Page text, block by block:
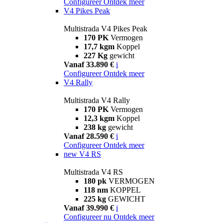
V4 Pikes Peak
Multistrada V4 Pikes Peak
170 PK Vermogen
17,7 kgm Koppel
227 Kg gewicht
Vanaf 33.890 € i
Configureer Ontdek meer
V4 Rally
Multistrada V4 Rally
170 PK Vermogen
12,3 kgm Koppel
238 kg gewicht
Vanaf 28.590 € i
Configureer Ontdek meer
new V4 RS
Multistrada V4 RS
180 pk VERMOGEN
118 nm KOPPEL
225 kg GEWICHT
Vanaf 39.990 € i
Configureer nu Ontdek meer